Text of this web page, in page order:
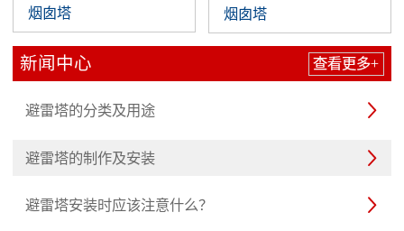
烟囱塔 烟囱塔
新闻中心 查看更多+

避雷塔的分类及用途

避雷塔的制作及安装

避雷塔安装时应该注意什么？